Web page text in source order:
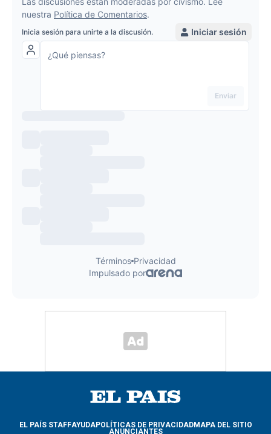
EL PAÍS STAFFAYUDAPOLÍTICAS DE PRIVACIDADMAPA DEL SITIO
ANUNCIANTES